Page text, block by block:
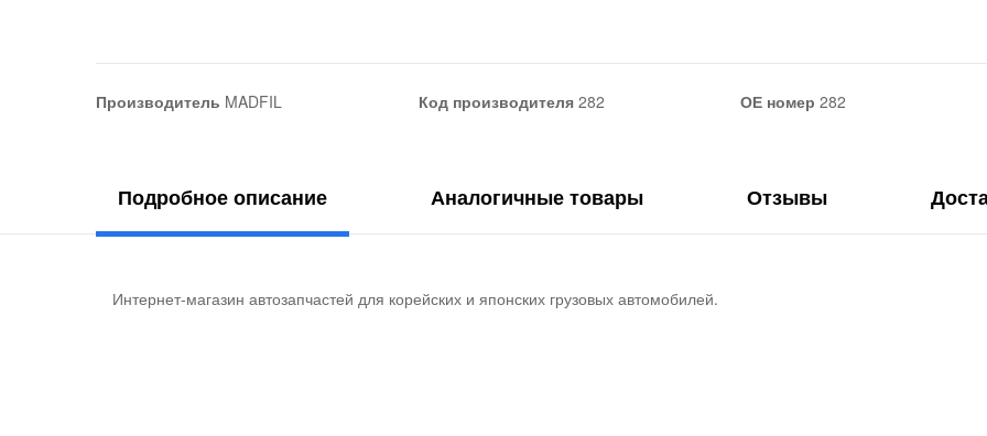
Производитель MADFIL Код производителя282 ОЕ номер 282
Подробное описание Аналогичные товары Отзывы
Интернет-магазин автозапчастей для корейских и японских грузовых автомобилей.